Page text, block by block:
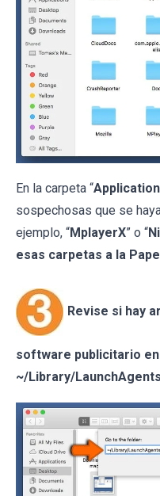
En la carpeta “
sospechosas que se
ejemplo, “MplayerX” o “
esas carpetas a la
Revise si hay
software publicitario
~/Library/